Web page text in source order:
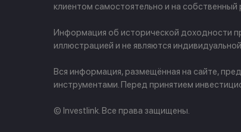
клиентом самостоятельно и на собственный
Информация об исторической доходности
иллюстрацией и не являются
Вся информация, размещённая на сайте,
инструментами. Перед принятием
© Investlink. Все права защищены.